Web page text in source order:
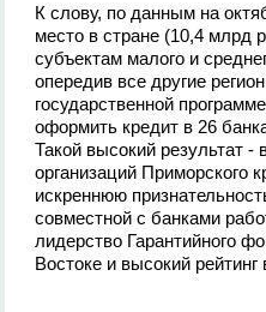
К слову, по данным на
место в стране (10,4 млрд
субъектам малого и
опередив все другие
государственной
оформить кредит в 26
Такой высокий результат
организаций Приморского
искреннюю
совместной с банками
лидерство Гарантийного
Востоке и высокий